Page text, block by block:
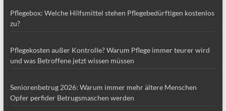
Pflegebox: Welche Hilfsmittel stehen Pflegebedürftigen kostenlos
zu?
Pflegekosten außer Kontrolle? Warum Pflege immer teurer wird
und was Betroffene jetzt wissen müssen
Seniorenbetrug 2026: Warum immer mehr ältere Menschen
Opfer perfider Betrugsmaschen werden